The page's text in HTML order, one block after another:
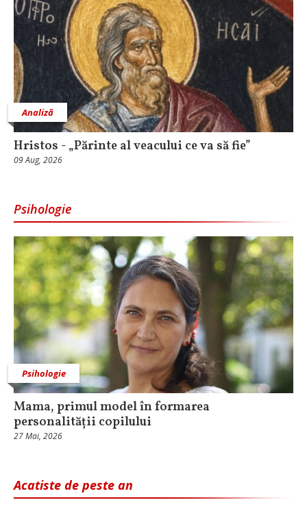
Analiză
Hristos - „Părinte al veacului ce va să fie”
09 Aug, 2026
Psihologie
Psihologie
Mama, primul model în formarea
personalității copilului
27 Mai, 2026
Acatiste de peste an